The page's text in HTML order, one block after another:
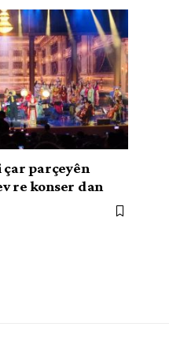
parçeyên
re konser dan